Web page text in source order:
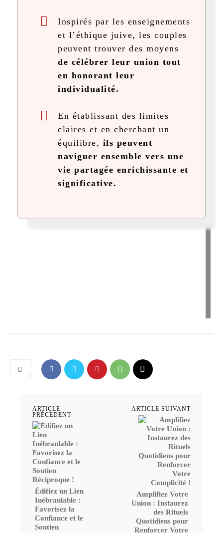
Inspirés par les enseignements
et l’éthique juive, les couples
peuvent trouver des moyens
de célébrer leur union tout
en honorant leur
individualité.
En établissant des limites
claires et en cherchant un
équilibre, ils peuvent
naviguer ensemble vers une
vie partagée enrichissante et
significative.
ARTICLE
PRÉCÉDENT
Édifiez un Lien
Inébranlable :
Favorisez la
Confiance et le
Soutien
ARTICLE SUIVANT
Amplifiez Votre
Union : Instaurez
des Rituels
Quotidiens pour
Renforcer Votre